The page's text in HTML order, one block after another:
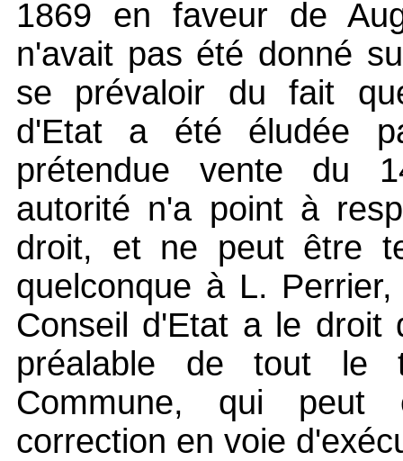
1869 en faveur de
n'avait pas été donné
se prévaloir du fait
d'Etat a été éludée
prétendue vente du
autorité n'a point à
droit, et ne peut être
quelconque à L.
Conseil d'Etat a le droit
préalable de tout le
Commune, qui peut
correction en voie